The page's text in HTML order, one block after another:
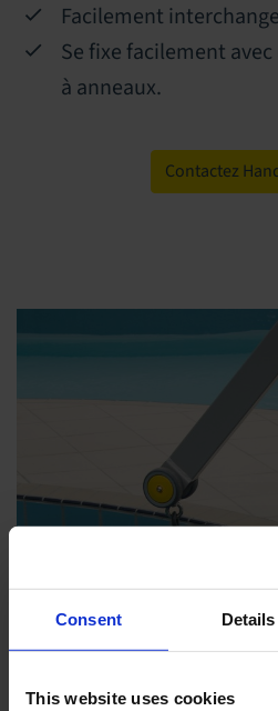
Consent Details
This website uses cookies
Facilement
Se fixe facilement
à anneaux.
Contactez